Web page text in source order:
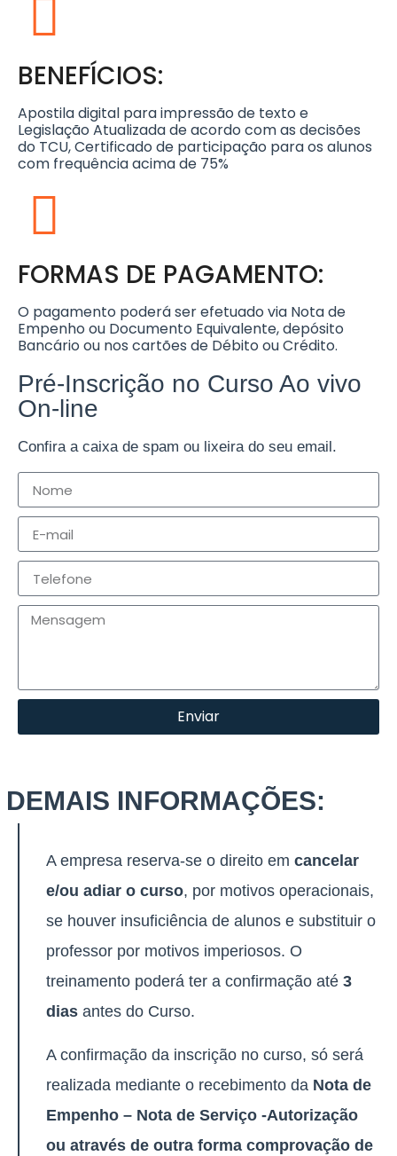
BENEFÍCIOS:
Apostila digital para impressão de texto e
Legislação Atualizada de acordo com as decisões
do TCU, Certificado de participação para os alunos
com frequência acima de 75%
FORMAS DE PAGAMENTO:
O pagamento poderá ser efetuado via Nota de
Empenho ou Documento Equivalente, depósito
Bancário ou nos cartões de Débito ou Crédito.
Pré-Inscrição no Curso Ao vivo
On-line
Confira a caixa de spam ou lixeira do seu email.
Enviar
DEMAIS INFORMAÇÕES:
A empresa reserva-se o direito em cancelar
e/ou adiar o curso, por motivos operacionais,
se houver insuficiência de alunos e substituir o
professor por motivos imperiosos. O
treinamento poderá ter a confirmação até 3
dias antes do Curso.
A confirmação da inscrição no curso, só será
realizada mediante o recebimento da Nota de
Empenho – Nota de Serviço -Autorização
ou através de outra forma comprovação de